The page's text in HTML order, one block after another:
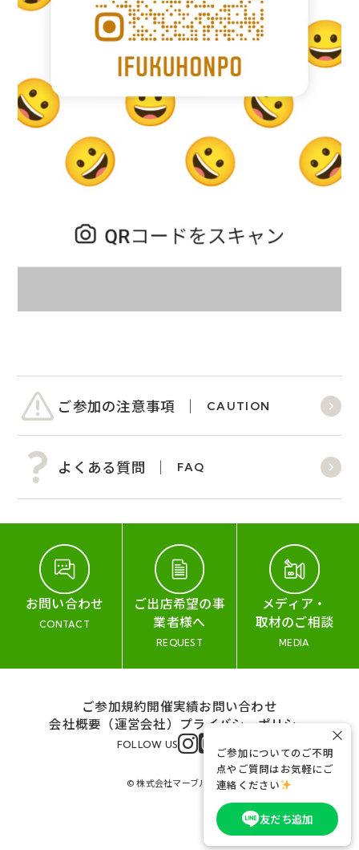
ご参加の注意事項 CAUTION
よくある質問 FAQ
お問い合わせ
CONTACT
ご出店希望の事
業者様へ
REQUEST
メディア・
取材のご相談
MEDIA
ご参加規約開催実績お問い合わせ
会社概要（運営会社） プライバシーポリシー
FOLLOW US
© 株式会社マーブル&コー
ご参加についてのご不明
点やご質問はお気軽にご
連絡ください
友だち追加
×